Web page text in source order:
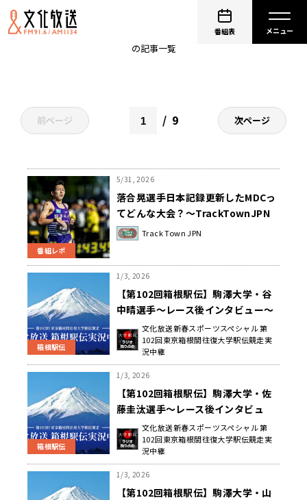
番組表
の記事一覧
前ページ 9 次ページ
番組レポ
5/31, 2026
落合晃選手日本記録更新したMDCっ
てどんな大会？～TrackTownJPN
Track Town JPN
箱根駅伝
1/3, 2026
【第102回箱根駅伝】駒澤大学・谷
中晴選手〜レース後インタビュー〜
文化放送新春スポーツスペシャル 第
102回東京箱根間往復大学駅伝競走実
況中継
箱根駅伝
1/3, 2026
【第102回箱根駅伝】駒澤大学・佐
藤圭汰選手〜レース後インタビュ
文化放送新春スポーツスペシャル 第
102回東京箱根間往復大学駅伝競走実
況中継
1/3, 2026
【第102回箱根駅伝】駒澤大学・山